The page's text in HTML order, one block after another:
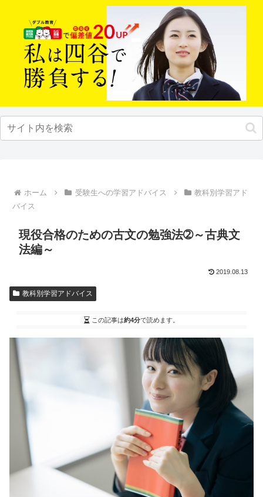
ホーム 受験生への学習アドバイス
教科別学習アド
バイス
現役合格のための古文の勉強法➁～古典文
法編～
2019.08.13
教科別学習アドバイス
この記事は約4分で読めます。